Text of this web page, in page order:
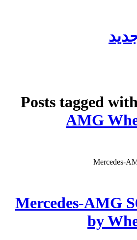
Posts tagged
AMG
Mercedes-
Mercedes-AMG
by